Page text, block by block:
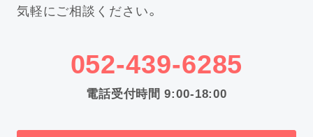
気軽にご相談ください。
052-439-6285
電話受付時間 9:00-18:00